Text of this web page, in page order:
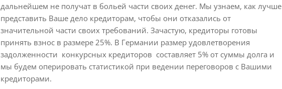
дальнейшем не получат в больей части своих денег. Мы узнаем, как лучше
представить Ваше дело кредиторам, чтобы они отказались от
значительной части своих требований. Зачастую, кредиторы готовы
принять взнос в размере 25%. В Германии размер удовлетворения
задолженности конкурсных кредиторов составляет 5% от суммы долга и
мы будем оперировать статистикой при ведении переговоров с Вашими
кредиторами.